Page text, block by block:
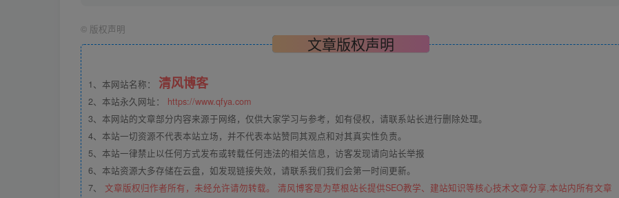
© 版权声明
文章版权声明
1、本网站名称： 清风博客
2、本站永久网址： https://www.qfya.com
3、本网站的文章部分内容来源于网络，仅供大家学习与参考，如有侵权，请联系站长进行删除处理。
4、本站一切资源不代表本站立场，并不代表本站赞同其观点和对其真实性负责。
5、本站一律禁止以任何方式发布或转载任何违法的相关信息，访客发现请向站长举报
6、本站资源大多存储在云盘，如发现链接失效，请联系我们我们会第一时间更新。
7、 文章版权归作者所有，未经允许请勿转载。 清风博客是为草根站长提供SEO教学、建站知识等核心技术文章分享,本站内所有文章